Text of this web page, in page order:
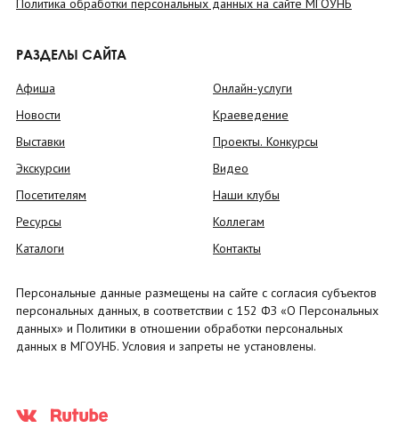
Политика обработки персональных данных на сайте МГОУНБ
РАЗДЕЛЫ САЙТА
Афиша
Новости
Выставки
Экскурсии
Посетителям
Ресурсы
Каталоги
Онлайн-услуги
Краеведение
Проекты. Конкурсы
Видео
Наши клубы
Коллегам
Контакты
Персональные данные размещены на сайте с согласия субъектов
персональных данных, в соответствии с 152 ФЗ «О Персональных
данных» и Политики в отношении обработки персональных
данных в МГОУНБ. Условия и запреты не установлены.